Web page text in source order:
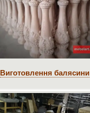
Виготовлення балясини